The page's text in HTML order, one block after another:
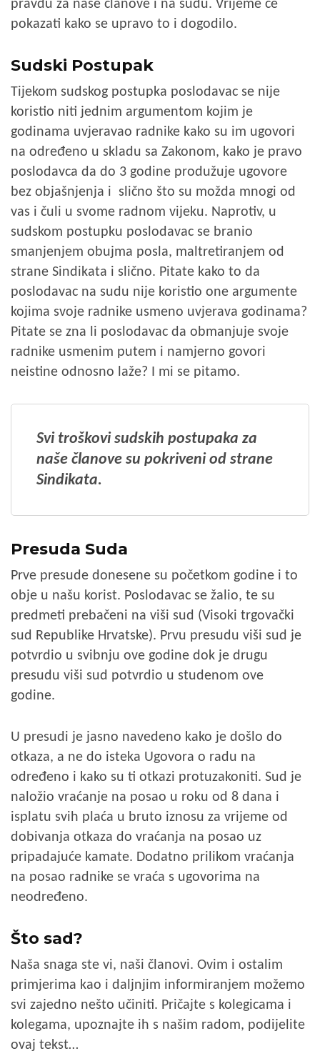
pravdu za naše članove i na sudu. Vrijeme će
pokazati kako se upravo to i dogodilo.
Sudski Postupak
Tijekom sudskog postupka poslodavac se nije
koristio niti jednim argumentom kojim je
godinama uvjeravao radnike kako su im ugovori
na određeno u skladu sa Zakonom, kako je pravo
poslodavca da do 3 godine produžuje ugovore
bez objašnjenja i slično što su možda mnogi od
vas i čuli u svome radnom vijeku. Naprotiv, u
sudskom postupku poslodavac se branio
smanjenjem obujma posla, maltretiranjem od
strane Sindikata i slično. Pitate kako to da
poslodavac na sudu nije koristio one argumente
kojima svoje radnike usmeno uvjerava godinama?
Pitate se zna li poslodavac da obmanjuje svoje
radnike usmenim putem i namjerno govori
neistine odnosno laže? I mi se pitamo.
Svi troškovi sudskih postupaka za
naše članove su pokriveni od strane
Sindikata.
Presuda Suda
Prve presude donesene su početkom godine i to
obje u našu korist. Poslodavac se žalio, te su
predmeti prebačeni na viši sud (Visoki trgovački
sud Republike Hrvatske). Prvu presudu viši sud je
potvrdio u svibnju ove godine dok je drugu
presudu viši sud potvrdio u studenom ove
godine.
U presudi je jasno navedeno kako je došlo do
otkaza, a ne do isteka Ugovora o radu na
određeno i kako su ti otkazi protuzakoniti. Sud je
naložio vraćanje na posao u roku od 8 dana i
isplatu svih plaća u bruto iznosu za vrijeme od
dobivanja otkaza do vraćanja na posao uz
pripadajuće kamate. Dodatno prilikom vraćanja
na posao radnike se vraća s ugovorima na
neodređeno.
Što sad?
Naša snaga ste vi, naši članovi. Ovim i ostalim
primjerima kao i daljnjim informiranjem možemo
svi zajedno nešto učiniti. Pričajte s kolegicama i
kolegama, upoznajte ih s našim radom, podijelite
ovaj tekst…